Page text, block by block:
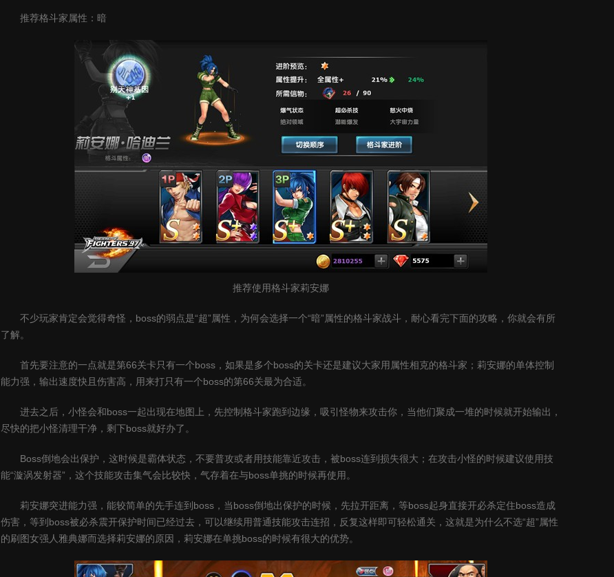
推荐格斗家属性：暗
推荐使用格斗家莉安娜
不少玩家肯定会觉得奇怪，boss的弱点是“超”属性，为何会选择一个“暗”属性的格斗家战斗，耐心看完下面的攻略，你就会有所
了解。
首先要注意的一点就是第66关卡只有一个boss，如果是多个boss的关卡还是建议大家用属性相克的格斗家；莉安娜的单体控制
能力强，输出速度快且伤害高，用来打只有一个boss的第66关最为合适。
进去之后，小怪会和boss一起出现在地图上，先控制格斗家跑到边缘，吸引怪物来攻击你，当他们聚成一堆的时候就开始输出，
尽快的把小怪清理干净，剩下boss就好办了。
Boss倒地会出保护，这时候是霸体状态，不要普攻或者用技能靠近攻击，被boss连到损失很大；在攻击小怪的时候建议使用技
能“漩涡发射器”，这个技能攻击集气会比较快，气存着在与boss单挑的时候再使用。
莉安娜突进能力强，能较简单的先手连到boss，当boss倒地出保护的时候，先拉开距离，等boss起身直接开必杀定住boss造成
伤害，等到boss被必杀震开保护时间已经过去，可以继续用普通技能攻击连招，反复这样即可轻松通关，这就是为什么不选“超”属性
的刷图女强人雅典娜而选择莉安娜的原因，莉安娜在单挑boss的时候有很大的优势。